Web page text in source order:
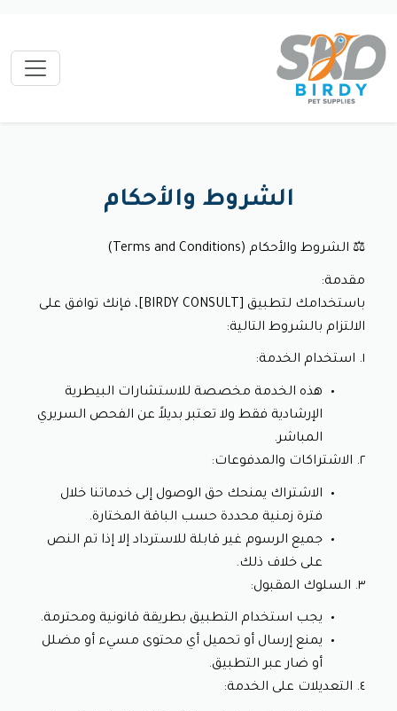
الشروط والأحكام
⚖️ الشروط والأحكام (Terms and Conditions)
مقدمة:
الالتزام بالشروط التالية:
١. استخدام الخدمة:
المباشر.
٢. الاشتراكات والمدفوعات:
فترة زمنية محددة حسب الباقة المختارة.
على خلاف ذلك.
٣. السلوك المقبول:
يجب استخدام التطبيق بطريقة قانونية ومحترمة.
أو ضار عبر التطبيق.
٤. التعديلات على الخدمة: